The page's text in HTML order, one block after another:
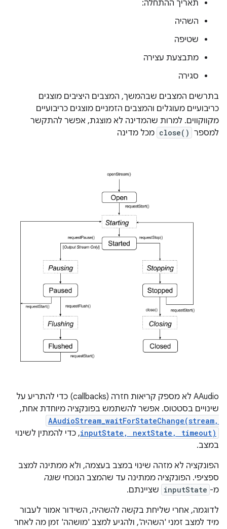
תאריך ההתחלה:
השהיה
שטיפה
מתבצעת עצירה
סגירה
בתרשים המצבים שבהמשך, המצבים היציבים מוצגים
כריבועיים מעוגלים והמצבים הזמניים מוצגים כריבועיים
מקווקווים. למרות שהמדינה לא מוצגת, אפשר להתקשר
למספר close() מכל מדינה
AAudio לא מספק קריאות חזרה (callbacks) כדי להתריע על
שינויים בסטטוס. אפשר להשתמש בפונקציה מיוחדת אחת,
AAudioStream_waitForStateChange(stream,
inputState, nextState, timeout), כדי להמתין לשינוי
במצב.
הפונקציה לא מזהה שינוי במצב בעצמה, ולא ממתינה למצב
ספציפי. הפונקציה ממתינה עד שהמצב הנוכחי שונה
מ- inputState שציינתם.
לדוגמה, אחרי שליחת בקשה להשהיה, השידור אמור לעבור
מיד למצב זמני 'השהיה', ולהגיע למצב 'מושהה' זמן מה לאחר